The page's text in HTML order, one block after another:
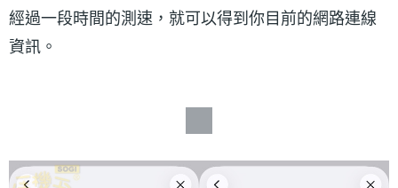
經過一段時間的測速，就可以得到你目前的網路連線
資訊。